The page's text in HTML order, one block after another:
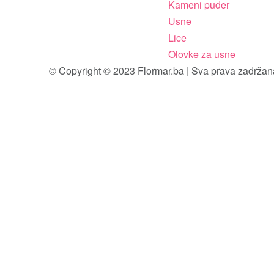
Kameni puder
Usne
Lice
Olovke za usne
© Copyright © 2023 Flormar.ba | Sva prava